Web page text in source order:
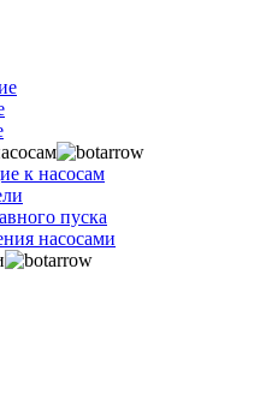
к насосам
пуска
насосами